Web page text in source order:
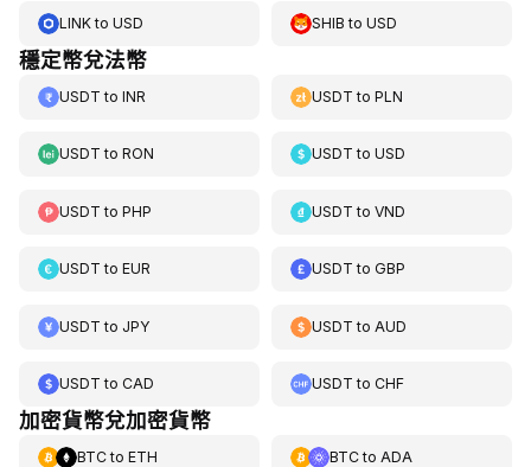
LINKto USD SHIB toUSD
穩定幣兌法幣
USDT to INR USDT toPLN
USDT to RON USDT toUSD
USDT to PHP USDT toVND
USDT to EUR USDT toGBP
USDT to JPY USDT to AUD
USDT to CAD USDT toCHF
加密貨幣兌加密貨幣
BTCto ETH BTCto ADA